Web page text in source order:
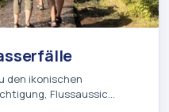
den ikonischen
Flussaussic…